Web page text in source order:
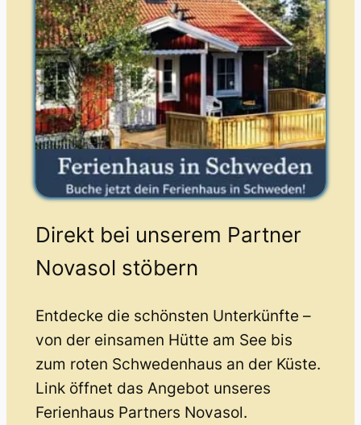
Direkt bei unserem Partner
Novasol stöbern
Entdecke die schönsten Unterkünfte –
von der einsamen Hütte am See bis
zum roten Schwedenhaus an der Küste.
Link öffnet das Angebot unseres
Ferienhaus Partners Novasol.